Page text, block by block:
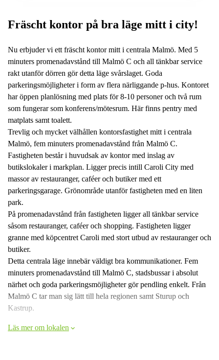
Fräscht kontor på bra läge mitt i city!
Nu erbjuder vi ett fräscht kontor mitt i centrala Malmö. Med 5
minuters promenadavstånd till Malmö C och all tänkbar service
rakt utanför dörren gör detta läge svårslaget. Goda
parkeringsmöjligheter i form av flera närliggande p-hus. Kontoret
har öppen planlösning med plats för 8-10 personer och två rum
som fungerar som konferens/mötesrum. Här finns pentry med
matplats samt toalett.
Trevlig och mycket välhållen kontorsfastighet mitt i centrala
Malmö, fem minuters promenadavstånd från Malmö C.
Fastigheten består i huvudsak av kontor med inslag av
butikslokaler i markplan. Ligger precis intill Caroli City med
massor av restauranger, caféer och butiker med ett
parkeringsgarage. Grönområde utanför fastigheten med en liten
park.
På promenadavstånd från fastigheten ligger all tänkbar service
såsom restauranger, caféer och shopping. Fastigheten ligger
granne med köpcentret Caroli med stort utbud av restauranger och
butiker.
Detta centrala läge innebär väldigt bra kommunikationer. Fem
minuters promenadavstånd till Malmö C, stadsbussar i absolut
närhet och goda parkeringsmöjligheter gör pendling enkelt. Från
Malmö C tar man sig lätt till hela regionen samt Sturup och
Kastrup.
Läs mer om lokalen